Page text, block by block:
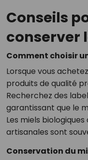
Conseils
conserver
Comment choisir
Lorsque vous
produits de qualité
Recherchez des
garantissant que le
Les miels
artisanales sont
Conservation du